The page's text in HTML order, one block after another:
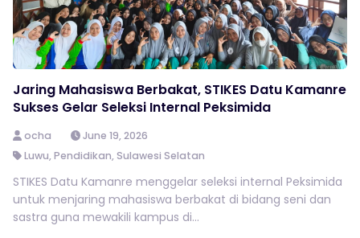
Jaring Mahasiswa Berbakat, STIKES Datu Kamanre
Sukses Gelar Seleksi Internal Peksimida
ocha
June 19, 2026
Luwu, Pendidikan, Sulawesi Selatan
STIKES Datu Kamanre menggelar seleksi internal Peksimida
untuk menjaring mahasiswa berbakat di bidang seni dan
sastra guna mewakili kampus di...